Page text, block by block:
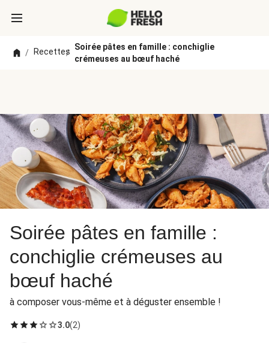
/ Recettes
/
Soirée pâtes en famille : conchiglie
crémeuses au bœuf haché
Soirée pâtes en famille :
conchiglie crémeuses au
bœuf haché
à composer vous-même et à déguster ensemble !
3.0(2)